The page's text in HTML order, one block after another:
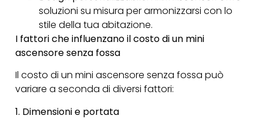
soluzioni su misura per armonizzarsi con lo
stile della tua abitazione.
I fattori che influenzano il costo di un mini
ascensore senza fossa
Il costo di un mini ascensore senza fossa può
variare a seconda di diversi fattori:
1. Dimensioni e portata